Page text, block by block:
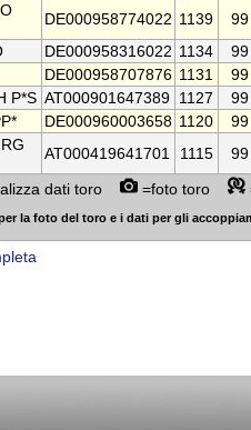
DE000958774022 1139 99
DE000958316022 1134 99
DE000958707876 1131 99
P*S AT000901647389 1127 99
DE000960003658 1120 99
AT000419641701 1115 99
dati toro
=foto toro
la foto del toro e i dati per gli